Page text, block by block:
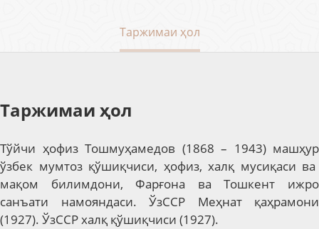
Таржимаи ҳол
Таржимаи ҳол
Тўйчи ҳофиз Тошмуҳамедов (1868 – 1943) машҳур
ўзбек мумтоз қўшиқчиси, ҳофиз, халқ мусиқаси ва
мақом билимдони, Фарғона ва Тошкент ижро
санъати намояндаси. ЎзССР Меҳнат қаҳрамони
(1927). ЎзССР халқ қўшиқчиси (1927).